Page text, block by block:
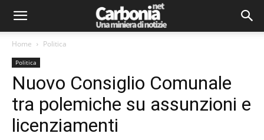
Home Politica
Politica
Nuovo Consiglio Comunale
tra polemiche su assunzioni e
licenziamenti